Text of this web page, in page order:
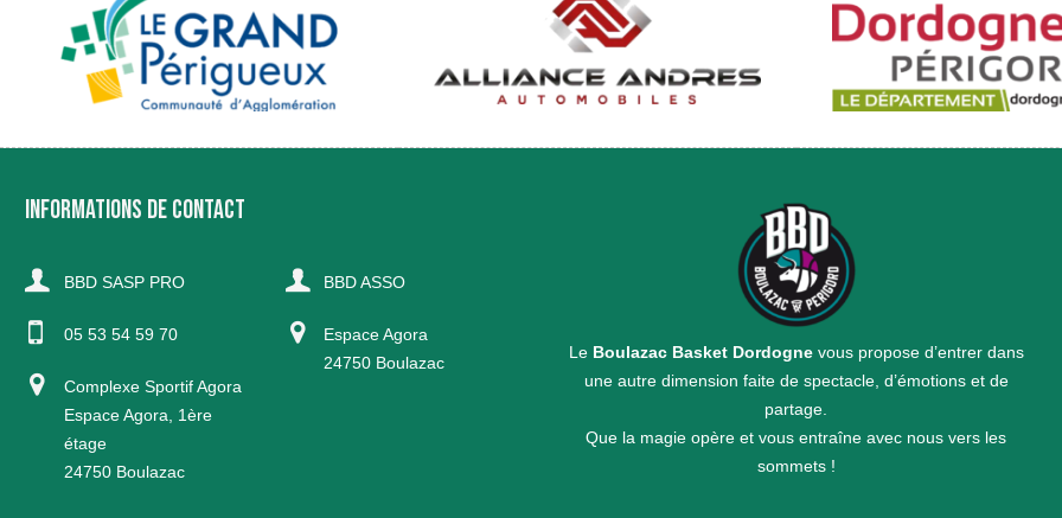
INFORMATIONS DE CONTACT
BBD SASP PRO
05 53 54 59 70
Complexe Sportif Agora
Espace Agora, 1ère
étage
24750 Boulazac
BBD ASSO
Espace Agora
24750 Boulazac
Le Boulazac Basket Dordognevous propose d’entrer dans
une autre dimension faite de spectacle, d’émotions et de
partage.
Que la magie opère et vous entraîne avec nous vers les
sommets !